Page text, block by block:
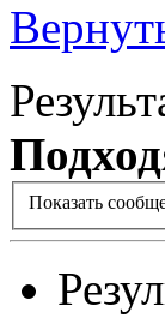
Показать